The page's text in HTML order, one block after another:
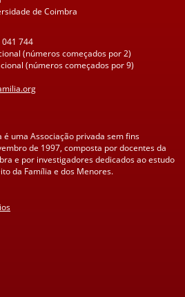
de Coimbra
744
(números começados por 2)
(números começados por 9)
uma Associação privada sem fins
de 1997, composta por docentes da
e por investigadores dedicados ao estudo
da Família e dos Menores.